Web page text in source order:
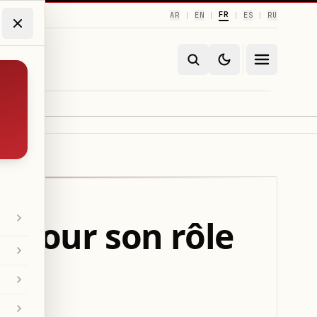
AR | EN | FR | ES | RU
pour son rôle